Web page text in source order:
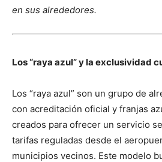
en sus alrededores.
Los “raya azul” y la exclusividad
Los “raya azul” son un grupo de
con acreditación oficial y franjas
creados para ofrecer un servicio
tarifas reguladas desde el
municipios vecinos. Este modelo